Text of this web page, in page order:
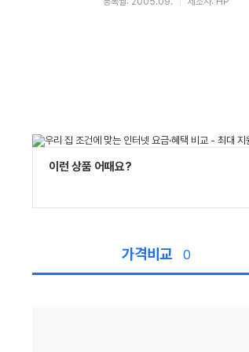
이런 상품 어때요?
가격비교 0